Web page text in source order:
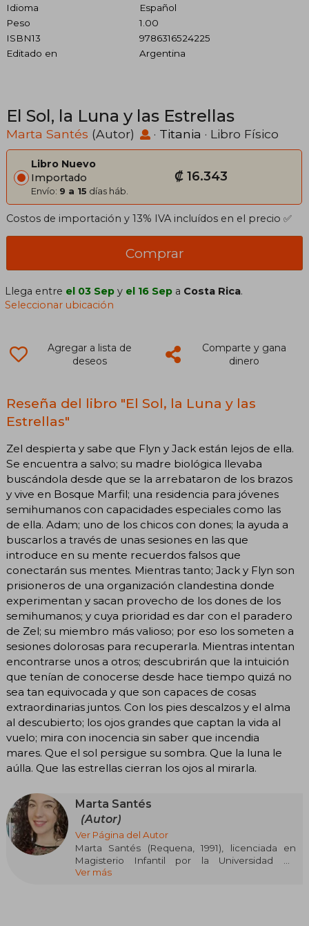
Idioma
Español
Peso
1.00
ISBN13
9786316524225
Editado en
Argentina
El Sol, la Luna y las Estrellas
Marta Santés (Autor) · Titania · Libro Físico
Libro Nuevo
Importado
Envío: 9 a 15 días háb.
₡ 16.343
Costos de importación y 13% IVA incluídos en el precio ✅
Comprar
Llega entre el 03 Sep y el 16 Sep a Costa Rica.
Seleccionar ubicación
Agregar a lista de
deseos
Comparte y gana
dinero
Reseña del libro "El Sol, la Luna y las
Estrellas"
Zel despierta y sabe que Flyn y Jack están lejos de ella.
Se encuentra a salvo; su madre biológica llevaba
buscándola desde que se la arrebataron de los brazos
y vive en Bosque Marfil; una residencia para jóvenes
semihumanos con capacidades especiales como las
de ella. Adam; uno de los chicos con dones; la ayuda a
buscarlos a través de unas sesiones en las que
introduce en su mente recuerdos falsos que
conectarán sus mentes. Mientras tanto; Jack y Flyn son
prisioneros de una organización clandestina donde
experimentan y sacan provecho de los dones de los
semihumanos; y cuya prioridad es dar con el paradero
de Zel; su miembro más valioso; por eso los someten a
sesiones dolorosas para recuperarla. Mientras intentan
encontrarse unos a otros; descubrirán que la intuición
que tenían de conocerse desde hace tiempo quizá no
sea tan equivocada y que son capaces de cosas
extraordinarias juntos. Con los pies descalzos y el alma
al descubierto; los ojos grandes que captan la vida al
vuelo; mira con inocencia sin saber que incendia
mares. Que el sol persigue su sombra. Que la luna le
aúlla. Que las estrellas cierran los ojos al mirarla.
Marta Santés
(Autor)
Ver Página del Autor
Marta Santés (Requena, 1991), licenciada en
Magisterio Infantil por la Universidad de
Valencia, es autora de varias novelas, entre ellas
Ver más